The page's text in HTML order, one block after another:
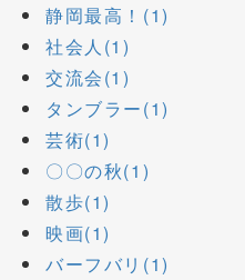
静岡最高！(1)
社会人(1)
交流会(1)
タンブラー(1)
芸術(1)
〇〇の秋(1)
散歩(1)
映画(1)
バーフバリ(1)